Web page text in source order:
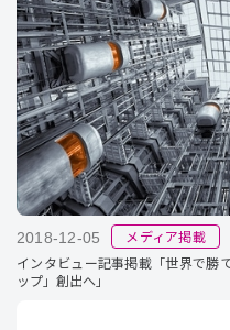
2018-12-05
メディア掲載
インタビュー記事掲載「世界で勝
ップ」創出へ」